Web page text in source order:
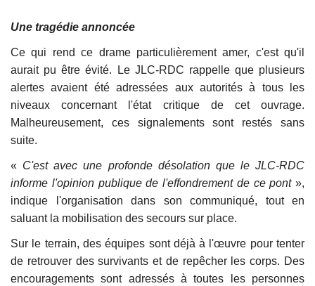
Une tragédie annoncée
Ce qui rend ce drame particulièrement amer, c'est qu'il
aurait pu être évité. Le JLC-RDC rappelle que plusieurs
alertes avaient été adressées aux autorités à tous les
niveaux concernant l'état critique de cet ouvrage.
Malheureusement, ces signalements sont restés sans
suite.
« C'est avec une profonde désolation que le JLC-RDC
informe l'opinion publique de l'effondrement de ce pont»,
indique l'organisation dans son communiqué, tout en
saluant la mobilisation des secours sur place.
Sur le terrain, des équipes sont déjà à l'œuvre pour tenter
de retrouver des survivants et de repêcher les corps. Des
encouragements sont adressés à toutes les personnes